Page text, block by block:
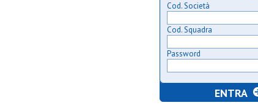
Cod. Società
Cod. Squadra
Password